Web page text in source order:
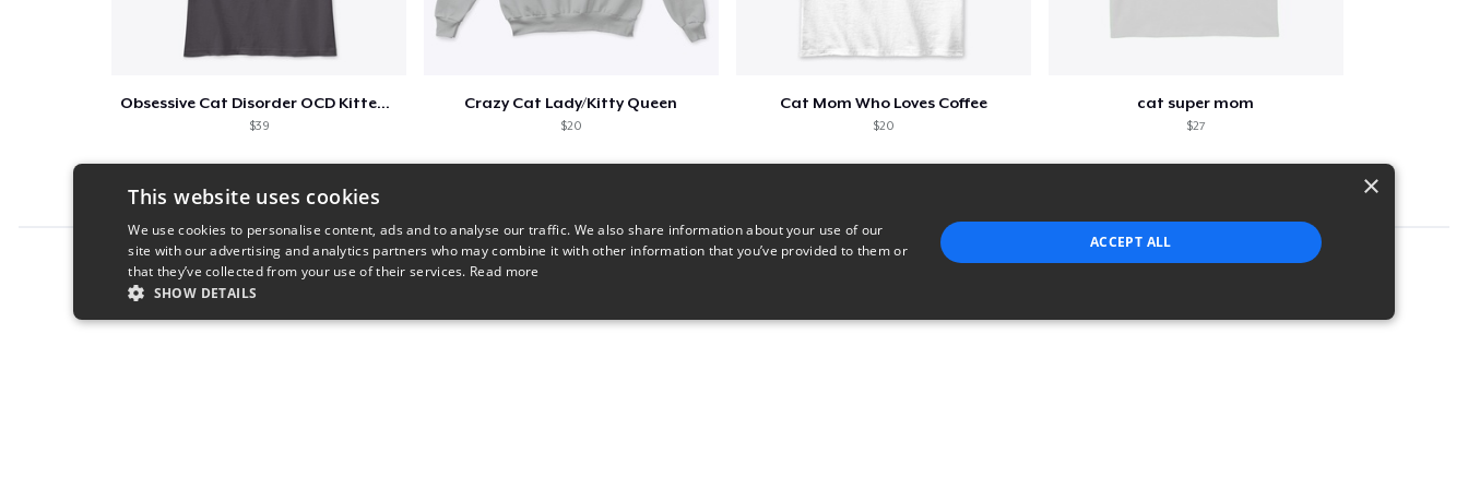
Obsessive Cat Disorder OCD Kittens Lover
$39
Crazy Cat Lady/Kitty Queen
$20
Cat Mom Who Loves Coffee
$20
cat super mom
$27
Report this product
×
This website uses cookies
We use cookies to personalise content, ads and to analyse our traffic. We also share information about your use of our
site with our advertising and analytics partners who may combine it with other information that you’ve provided to them or
that they’ve collected from your use of their services. Read more
SHOW DETAILS
ACCEPT ALL